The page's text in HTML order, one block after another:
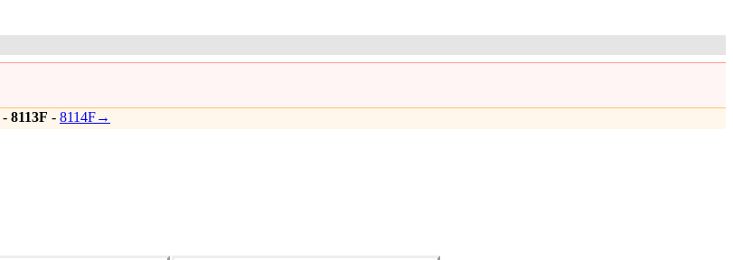
- 8113F - 8114F→